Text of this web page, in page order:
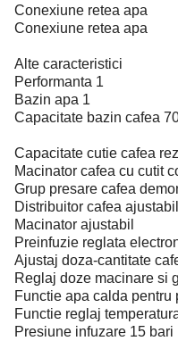
Conexiune retea apa
Conexiune retea apa
Alte caracteristici
Performanta 1
Bazin apa 1
Capacitate bazin cafea
Capacitate cutie cafea
Macinator cafea cu cutit
Grup presare cafea
Distribuitor cafea ajustabil
Macinator ajustabil
Preinfuzie reglata
Ajustaj doza-cantitate
Reglaj doze macinare si
Functie apa calda pentru
Functie reglaj
Presiune infuzare 15 bari